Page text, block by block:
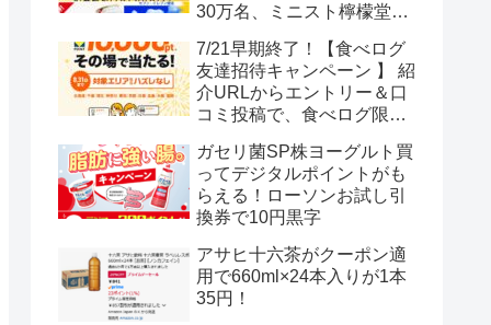
30万名、ミニスト檸檬堂2
ボール12.3万名
7/21早期終了！【食べログ
友達招待キャンペーン 】 紹
介URLからエントリー＆口
コミ投稿で、食べログ限定
トがもらえる
ガセリ菌SP株ヨーグルト買
ってデジタルポイントがも
らえる！ローソンお試し引
換券で10円黒字
アサヒ十六茶がクーポン適
用で660ml×24本入りが1本
35円！